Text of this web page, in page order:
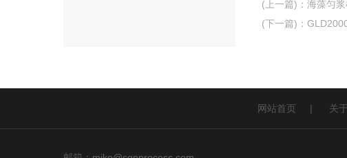
(上一篇) ： 海藻匀
(下一篇) ：
网站首页 | 关